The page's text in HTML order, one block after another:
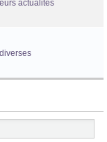
actualités